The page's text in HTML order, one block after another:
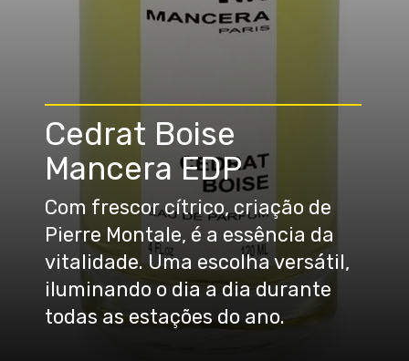
Com frescor cítrico, criação de
Pierre Montale, é a essência da
vitalidade. Uma escolha versátil,
iluminando o dia a dia durante
todas as estações do ano.
Cedrat Boise
Mancera EDP